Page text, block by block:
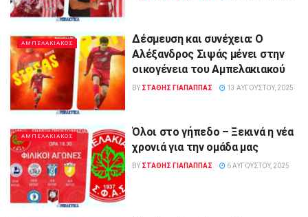
ΑΜΠΕΛΑΚΙΑΚΟΣ
Δέσμευση και συνέχεια: Ο
Αλέξανδρος Σιψάς μένει στην
οικογένεια του Αμπελακιακού
BY ΣΤΑΘΗΣ ΓΊΑΠΑΠΠΑΣ 13 ΑΥΓΟΎΣΤΟΥ, 2025
ΑΜΠΕΛΑΚΙΑΚΟΣ
Όλοι στο γήπεδο – Ξεκινά η νέα
χρονιά για την ομάδα μας
BY ΣΤΑΘΗΣ ΓΊΑΠΑΠΠΑΣ 6 ΑΥΓΟΎΣΤΟΥ, 2025